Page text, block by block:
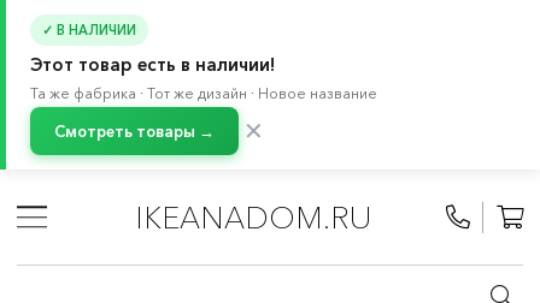
✓ В НАЛИЧИИ
Этот товар есть в наличии!
Та же фабрика · Тот же дизайн · Новое название
Смотреть товары → ✕
IKEANADOM.RU
Модульные кухни МЕТОД
/ Все компоненты МЕТОД
Навесные шкафы МЕТОД